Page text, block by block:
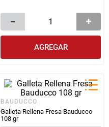
AGREGAR
BAUDUCCO
Galleta Rellena Fresa Bauducco
108 gr